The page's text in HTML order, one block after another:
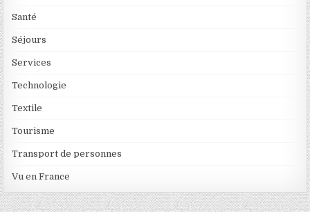
Santé
Séjours
Services
Technologie
Textile
Tourisme
Transport de personnes
Vu en France